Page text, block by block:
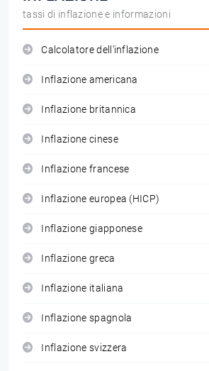
tassi di inflazione e informazioni
Calcolatore dell'inflazione
Inflazione americana
Inflazione britannica
Inflazione cinese
Inflazione francese
Inflazione europea (HICP)
Inflazione giapponese
Inflazione greca
Inflazione italiana
Inflazione spagnola
Inflazione svizzera